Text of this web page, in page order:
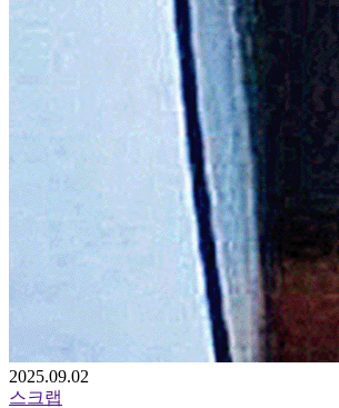
2025.09.02
스크랩